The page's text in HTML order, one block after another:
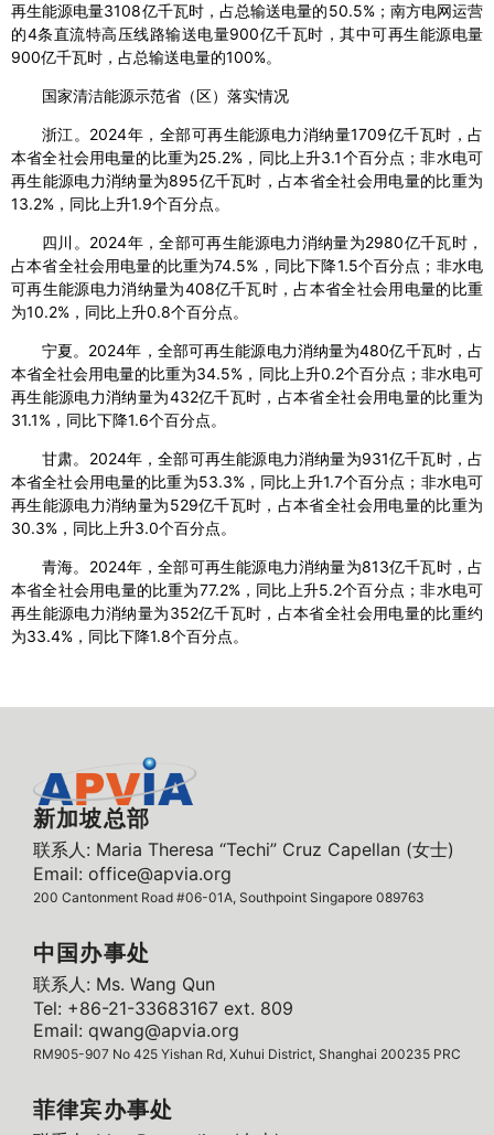
再生能源电量3108亿千瓦时，占总输送电量的50.5%；南方电网运营
的4条直流特高压线路输送电量900亿千瓦时，其中可再生能源电量
900亿千瓦时，占总输送电量的100%。
国家清洁能源示范省（区）落实情况
浙江。2024年，全部可再生能源电力消纳量1709亿千瓦时，占
本省全社会用电量的比重为25.2%，同比上升3.1个百分点；非水电可
再生能源电力消纳量为895亿千瓦时，占本省全社会用电量的比重为
13.2%，同比上升1.9个百分点。
四川。2024年，全部可再生能源电力消纳量为2980亿千瓦时，
占本省全社会用电量的比重为74.5%，同比下降1.5个百分点；非水电
可再生能源电力消纳量为408亿千瓦时，占本省全社会用电量的比重
为10.2%，同比上升0.8个百分点。
宁夏。2024年，全部可再生能源电力消纳量为480亿千瓦时，占
本省全社会用电量的比重为34.5%，同比上升0.2个百分点；非水电可
再生能源电力消纳量为432亿千瓦时，占本省全社会用电量的比重为
31.1%，同比下降1.6个百分点。
甘肃。2024年，全部可再生能源电力消纳量为931亿千瓦时，占
本省全社会用电量的比重为53.3%，同比上升1.7个百分点；非水电可
再生能源电力消纳量为529亿千瓦时，占本省全社会用电量的比重为
30.3%，同比上升3.0个百分点。
青海。2024年，全部可再生能源电力消纳量为813亿千瓦时，占
本省全社会用电量的比重为77.2%，同比上升5.2个百分点；非水电可
再生能源电力消纳量为352亿千瓦时，占本省全社会用电量的比重约
为33.4%，同比下降1.8个百分点。
新加坡总部
联系人: Maria Theresa “Techi” Cruz Capellan (女士)
Email: office@apvia.org
200 Cantonment Road #06-01A, Southpoint Singapore 089763
中国办事处
联系人: Ms. Wang Qun
Tel: +86-21-33683167 ext. 809
Email: qwang@apvia.org
RM905-907 No 425 Yishan Rd, Xuhui District, Shanghai 200235 PRC
菲律宾办事处